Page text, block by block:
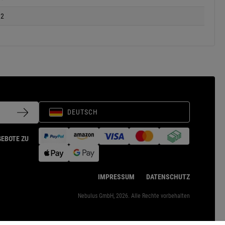
ZU
DEUTSCH
IMPRESSUM DATENSCHUTZ
Nebulus GmbH, 2026. Alle Rechte vorbehalten